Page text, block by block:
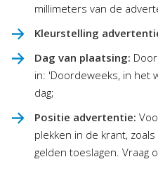
millimeters van de
Kleurstelling
Dag van plaatsing:
in: 'Doordeweeks, in het
dag;
Positie advertentie:
plekken in de krant,
gelden toeslagen. Vraag